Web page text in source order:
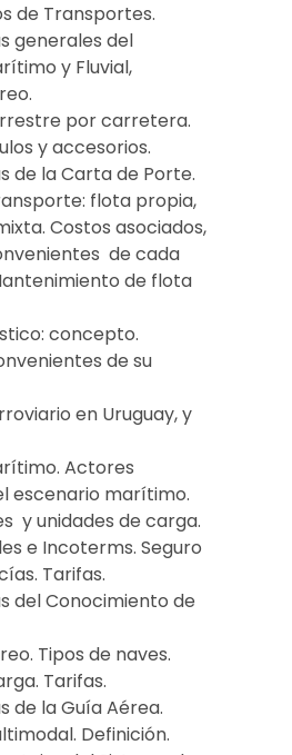
de Transportes.
generales del
y Fluvial,
por carretera.
y accesorios.
de la Carta de Porte.
flota propia,
Costos asociados,
de cada
de flota
concepto.
de su
en Uruguay, y
Actores
escenario marítimo.
y unidades de carga.
e Incoterms. Seguro
Tarifas.
del Conocimiento de
Tipos de naves.
Tarifas.
de la Guía Aérea.
Definición.